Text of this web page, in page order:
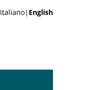
Italiano| English